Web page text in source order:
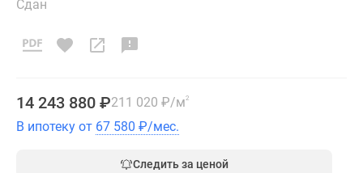
Сдан
14 243 880 ₽211 020 ₽/м2
В ипотеку от 67 580 ₽/мес.
Следить за ценой